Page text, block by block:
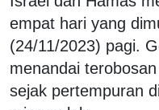
empat hari yang
(24/11/2023) pagi.
menandai
sejak pertempuran